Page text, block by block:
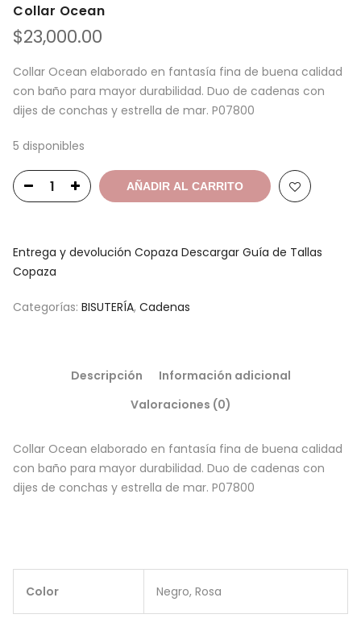
Collar Ocean
$23,000.00
Collar Ocean elaborado en fantasía fina de buena calidad
con baño para mayor durabilidad. Duo de cadenas con
dijes de conchas y estrella de mar. P07800
5 disponibles
AÑADIR AL CARRITO
Entrega y devolución Copaza Descargar Guía de Tallas
Copaza
Categorías: BISUTERÍA, Cadenas
Descripción
Información adicional
Valoraciones (0)
Collar Ocean elaborado en fantasía fina de buena calidad
con baño para mayor durabilidad. Duo de cadenas con
dijes de conchas y estrella de mar. P07800
Color Negro, Rosa